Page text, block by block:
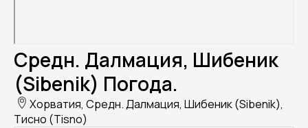
Средн. Далмация, Шибеник
(Sibenik) Погода.
Хорватия, Средн. Далмация, Шибеник (Sibenik),
Тисно (Tisno)